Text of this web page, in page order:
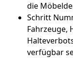
die
Schritt
Fahrzeuge,
verfügbar